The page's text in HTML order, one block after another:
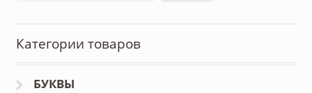
Категории товаров
БУКВЫ